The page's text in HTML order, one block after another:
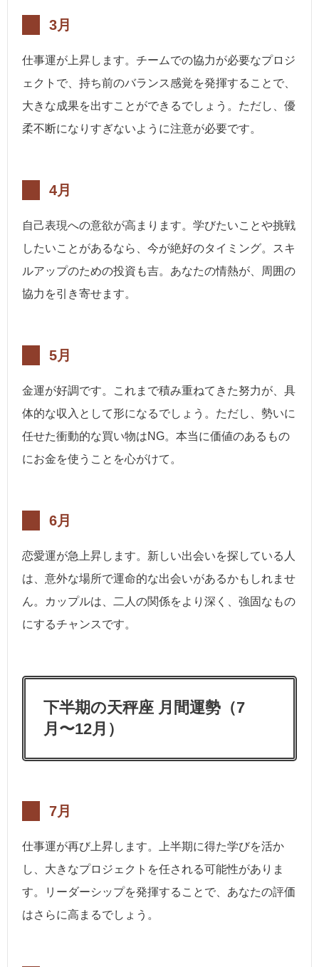
3月
仕事運が上昇します。チームでの協力が必要なプロジ
ェクトで、持ち前のバランス感覚を発揮することで、
大きな成果を出すことができるでしょう。ただし、優
柔不断になりすぎないように注意が必要です。
4月
自己表現への意欲が高まります。学びたいことや挑戦
したいことがあるなら、今が絶好のタイミング。スキ
ルアップのための投資も吉。あなたの情熱が、周囲の
協力を引き寄せます。
5月
金運が好調です。これまで積み重ねてきた努力が、具
体的な収入として形になるでしょう。ただし、勢いに
任せた衝動的な買い物はNG。本当に価値のあるもの
にお金を使うことを心がけて。
6月
恋愛運が急上昇します。新しい出会いを探している人
は、意外な場所で運命的な出会いがあるかもしれませ
ん。カップルは、二人の関係をより深く、強固なもの
にするチャンスです。
下半期の天秤座 月間運勢（7
月〜12月）
7月
仕事運が再び上昇します。上半期に得た学びを活か
し、大きなプロジェクトを任される可能性がありま
す。リーダーシップを発揮することで、あなたの評価
はさらに高まるでしょう。